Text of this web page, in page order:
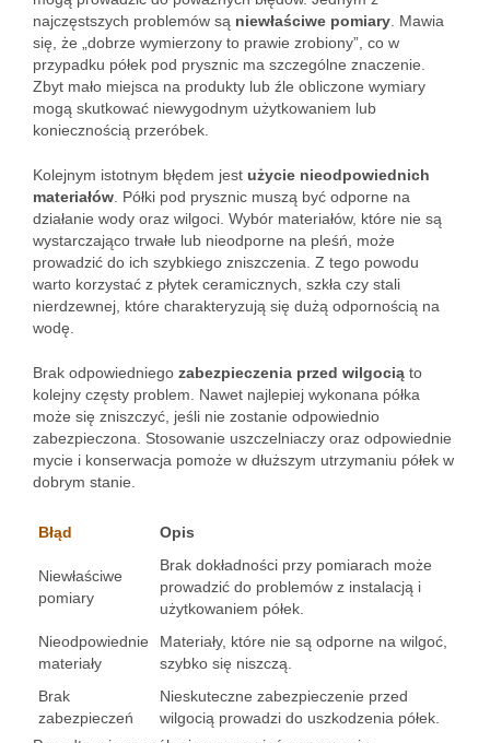
najczęstszych problemów są niewłaściwe pomiary . Mawia
się, że „dobrze wymierzony to prawie zrobiony”, co w
przypadku półek pod prysznic ma szczególne znaczenie.
Zbyt mało miejsca na produkty lub źle obliczone wymiary
mogą skutkować niewygodnym użytkowaniem lub
koniecznością przeróbek.
Kolejnym istotnym błędem jest użycie nieodpowiednich
materiałów . Półki pod prysznic muszą być odporne na
działanie wody oraz wilgoci. Wybór materiałów, które nie są
wystarczająco trwałe lub nieodporne na pleśń, może
prowadzić do ich szybkiego zniszczenia. Z tego powodu
warto korzystać z płytek ceramicznych, szkła czy stali
nierdzewnej, które charakteryzują się dużą odpornością na
wodę.
Brak odpowiedniego zabezpieczenia przed wilgocią to
kolejny częsty problem. Nawet najlepiej wykonana półka
może się zniszczyć, jeśli nie zostanie odpowiednio
zabezpieczona. Stosowanie uszczelniaczy oraz odpowiednie
mycie i konserwacja pomoże w dłuższym utrzymaniu półek w
dobrym stanie.
Błąd Opis
Niewłaściwe
pomiary
Brak dokładności przy pomiarach może
prowadzić do problemów z instalacją i
użytkowaniem półek.
Nieodpowiednie
materiały
Materiały, które nie są odporne na wilgoć,
szybko się niszczą.
Brak
zabezpieczeń
Nieskuteczne zabezpieczenie przed
wilgocią prowadzi do uszkodzenia półek.